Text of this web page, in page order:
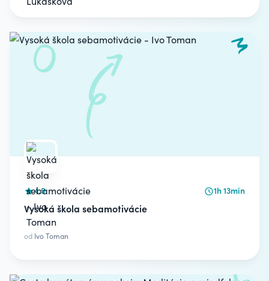
4.9 1h 13min
Vysoká škola sebamotivácie
od Ivo Toman